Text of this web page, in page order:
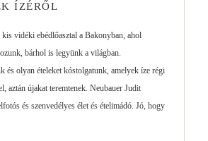
ÍZÉRŐL
vidéki ebédlőasztal a Bakonyban, ahol
bárhol is legyünk a világban.
és olyan ételeket kóstolgatunk, amelyek íze régi
aztán újakat teremtenek. Neubauer Judit
és szenvedélyes élet és ételimádó. Jó, hogy